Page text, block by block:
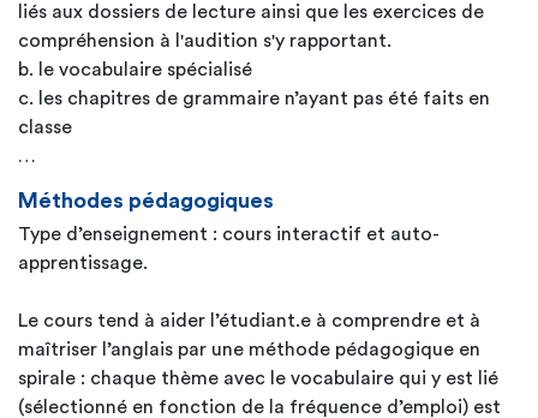
liés aux dossiers de lecture ainsi que les exercices de
compréhension à l'audition s'y rapportant.
b. le vocabulaire spécialisé
c. les chapitres de grammaire n’ayant pas été faits en
classe
…
Méthodes pédagogiques
Type d’enseignement : cours interactif et auto-
apprentissage.
Le cours tend à aider l’étudiant.e à comprendre et à
maîtriser l’anglais par une méthode pédagogique en
spirale : chaque thème avec le vocabulaire qui y est lié
(sélectionné en fonction de la fréquence d’emploi) est